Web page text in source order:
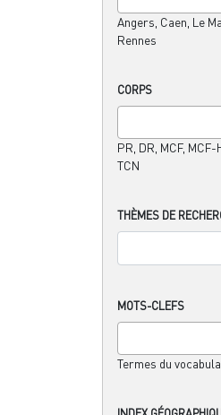
Angers, Caen, Le
Rennes
CORPS
PR, DR, MCF, MCF-
TCN
THÈMES DE
MOTS-CLEFS
Termes du